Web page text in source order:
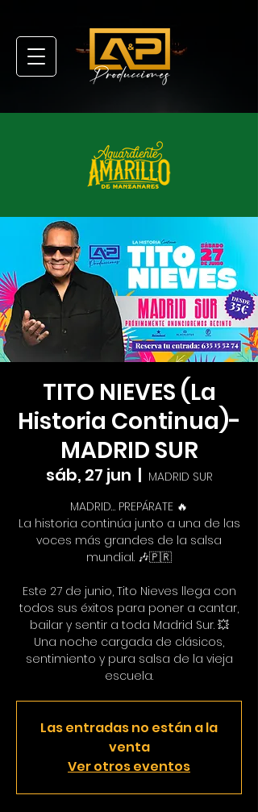
TITO NIEVES (La
Historia Continua)-
MADRID SUR
sáb, 27 jun
  |
MADRID SUR
MADRID… PREPÁRATE 🔥
La historia continúa junto a una de las
voces más grandes de la salsa
mundial. 🎶🇵🇷
Este 27 de junio, Tito Nieves llega con
todos sus éxitos para poner a cantar,
bailar y sentir a toda Madrid Sur. 💥
Una noche cargada de clásicos,
sentimiento y pura salsa de la vieja
escuela.
Las entradas no están a la
venta
Ver otros eventos